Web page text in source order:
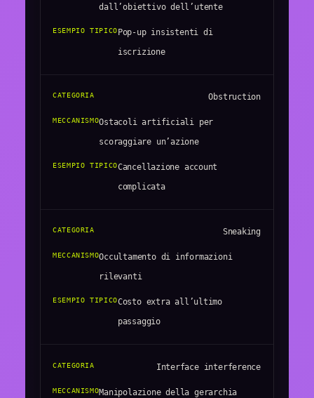
dall’obiettivo dell’utente
Pop-up insistenti di
iscrizione
Obstruction
Ostacoli artificiali per
scoraggiare un’azione
Cancellazione account
complicata
Sneaking
Occultamento di informazioni
rilevanti
Costo extra all’ultimo
passaggio
Interface interference
Manipolazione della gerarchia